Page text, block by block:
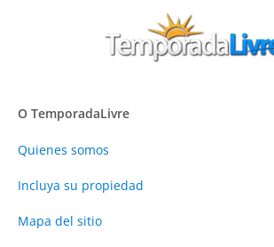
O TemporadaLivre
Quienes somos
Incluya su propiedad
Mapa del sitio